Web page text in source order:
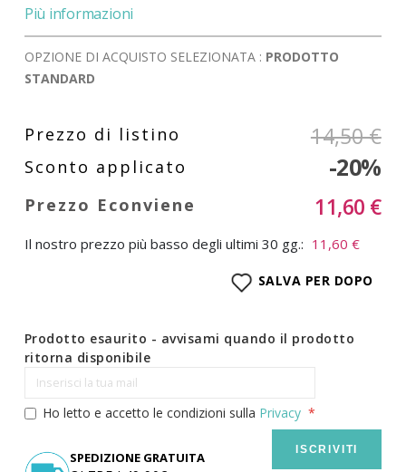
Più informazioni
OPZIONE DI ACQUISTO SELEZIONATA : PRODOTTO
STANDARD
14,50 €
-20%
11,60 €
Il nostro prezzo più basso degli ultimi 30 gg.: 11,60 €
SALVA PER DOPO
Prodotto esaurito - avvisami quando il prodotto
ritorna disponibile
Ho letto e accetto le condizioni sulla Privacy
ISCRIVITI
SPEDIZIONE GRATUITA